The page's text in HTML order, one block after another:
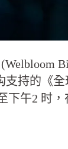
支持的《
下午2 时